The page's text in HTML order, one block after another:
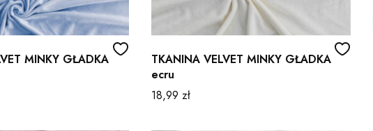
MINKY GŁADKA
TKANINA VELVET MINKY GŁADKA
ecru
Cena
18,99 zł